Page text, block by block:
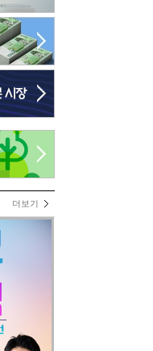
더보기